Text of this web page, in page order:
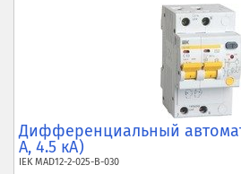
Дифференциальный
A, 4.5 кА)
IEKMAD12-2-025-B-030